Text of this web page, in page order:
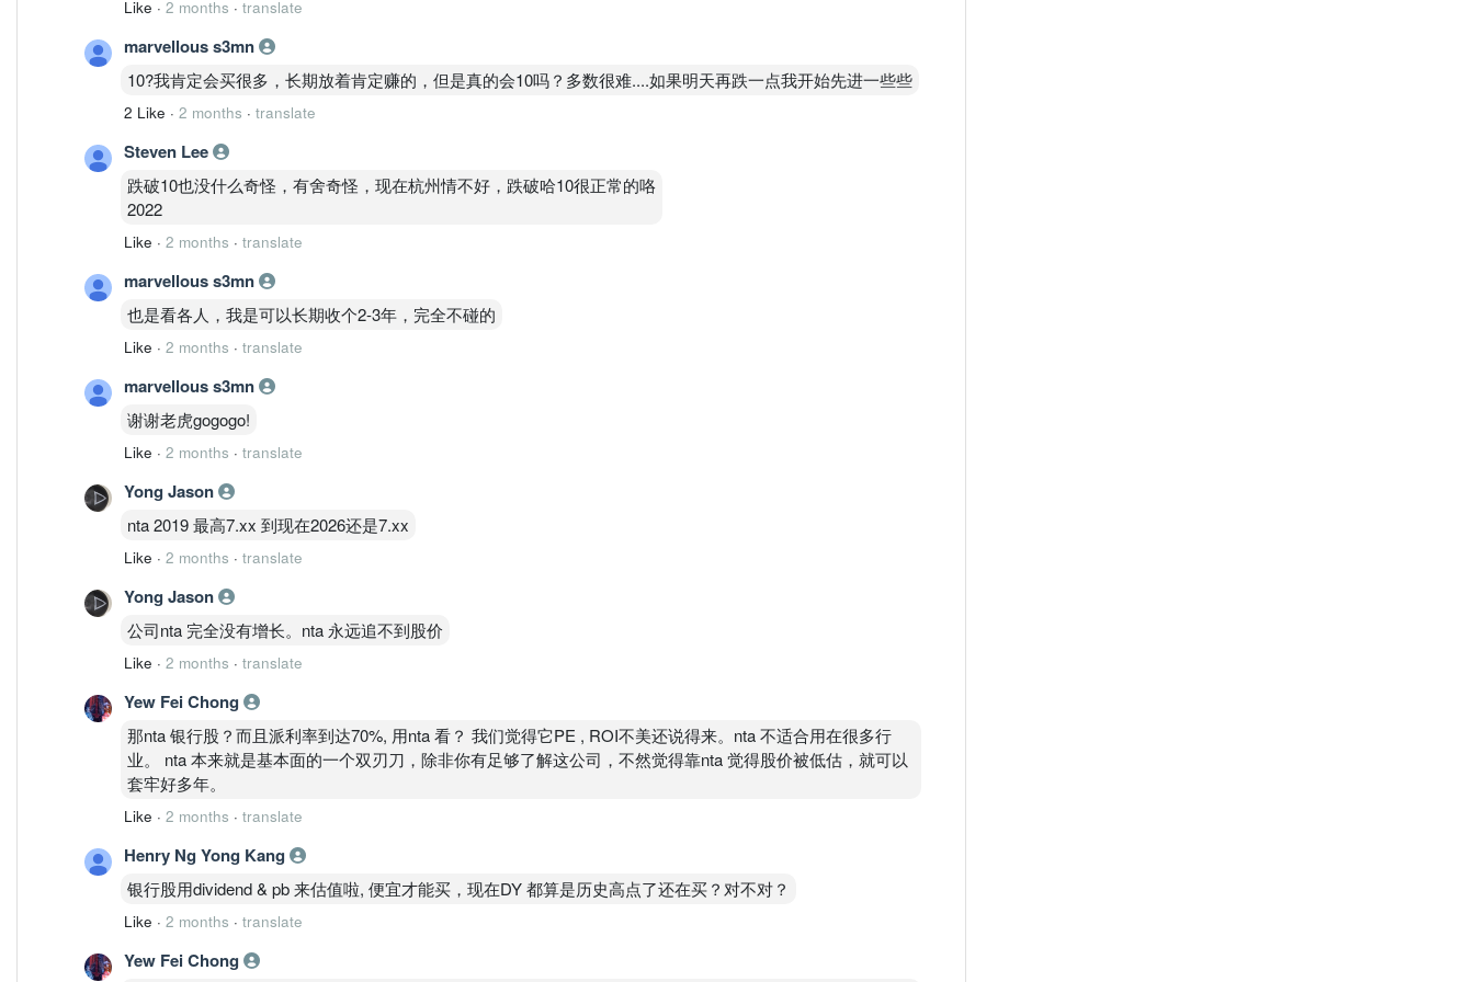
Like · 2 months · translate
marvellous s3mn
10?我肯定会买很多，长期放着肯定赚的，但是真的会10吗？多数很难....如果明天再跌一点我开始先进一些些
2 Like · 2 months · translate
Steven Lee
跌破10也没什么奇怪，有舍奇怪，现在杭州情不好，跌破哈10很正常的咯
2022
Like · 2 months · translate
marvellous s3mn
也是看各人，我是可以长期收个2-3年，完全不碰的
Like · 2 months · translate
marvellous s3mn
谢谢老虎gogogo!
Like · 2 months · translate
Yong Jason
nta 2019 最高7.xx 到现在2026还是7.xx
Like · 2 months · translate
Yong Jason
公司nta 完全没有增长。nta 永远追不到股价
Like · 2 months · translate
Yew Fei Chong
那nta 银行股？而且派利率到达70%, 用nta 看？ 我们觉得它PE , ROI不美还说得来。nta 不适合用在很多行
业。 nta 本来就是基本面的一个双刃刀，除非你有足够了解这公司，不然觉得靠nta 觉得股价被低估，就可以
套牢好多年。
Like · 2 months · translate
Henry Ng Yong Kang
银行股用dividend & pb 来估值啦, 便宜才能买，现在DY 都算是历史高点了还在买？对不对？
Like · 2 months · translate
Yew Fei Chong